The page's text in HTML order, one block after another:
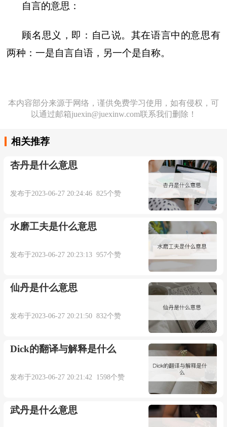
自言的意思：
顾名思义，即：自己说。其在语言中的意思有
两种：一是自言自语，另一个是自称。
本内容部分来源于网络，谨供免费学习使用，如有侵权，可
以通过邮箱juexin@juexinw.com联系我们删除！
相关推荐
杏丹是什么意思
发布于2023-06-27 20:24:46 825个赞
水磨工夫是什么意思
发布于2023-06-27 20:23:13 957个赞
仙丹是什么意思
发布于2023-06-27 20:21:50 832个赞
Dick的翻译与解释是什么
发布于2023-06-27 20:21:42 1598个赞
武丹是什么意思